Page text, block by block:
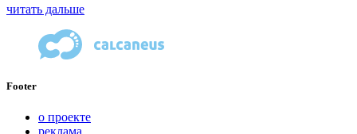
читать дальше
Footer
о проекте